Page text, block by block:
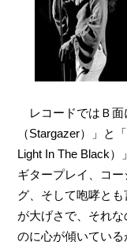
レコードではＢ面
（Stargazer）」と
Light In The Black
ギタープレイ、コ
グ、そして咆哮と
が大げさで、それ
のに心が傾いてい